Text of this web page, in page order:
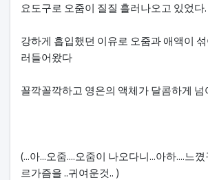
요도구로 오줌이 질질 흘러나오고 있었다.
강하게 흡입했던 이유로 오줌과 애액이
러들어왔다
꼴깍꼴깍하고 영은의 액체가 달콤하게 넘
(...아...오줌....오줌이 나오다니...아하....느
르가즘을 ..귀여운것.. )